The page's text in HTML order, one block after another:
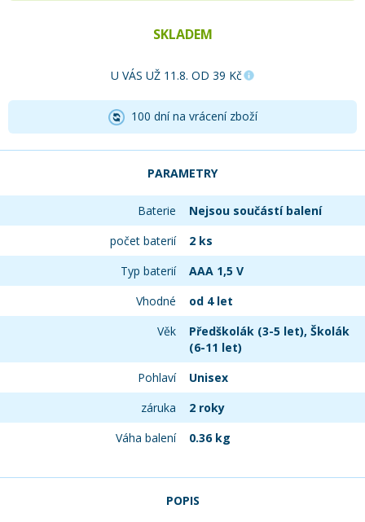
SKLADEM
U VÁS UŽ 11.8. OD 39 Kč
100 dní na vrácení zboží
PARAMETRY
Baterie
Nejsou součástí balení
počet baterií
2 ks
Typ baterií
AAA 1,5 V
Vhodné
od 4 let
Věk
Předškolák (3-5 let), Školák
(6-11 let)
Pohlaví
Unisex
záruka
2 roky
Váha balení
0.36 kg
POPIS